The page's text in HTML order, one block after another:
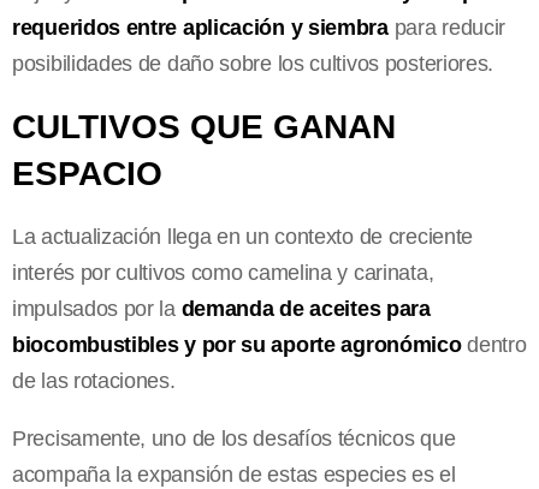
requeridos entre aplicación y siembrapara reducir
posibilidades de daño sobre los cultivos posteriores.
CULTIVOS QUE GANAN
ESPACIO
La actualización llega en un contexto de creciente
interés por cultivos como camelina y carinata,
impulsados por la demanda de aceites para
biocombustibles y por su aporte agronómicodentro
de las rotaciones.
Precisamente, uno de los desafíos técnicos que
acompaña la expansión de estas especies es el